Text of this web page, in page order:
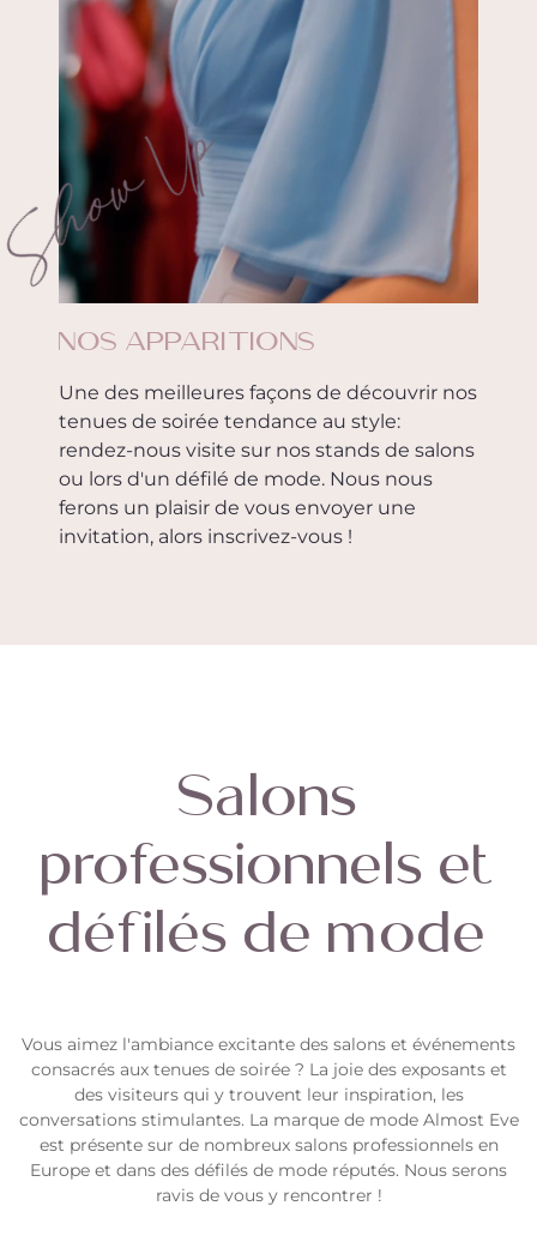
Up
NOS APPARITIONS
Une des meilleures façons de découvrir nos
tenues de soirée tendance au style:
rendez-nous visite sur nos stands de salons
ou lors d'un défilé de mode. Nous nous
ferons un plaisir de vous envoyer une
invitation, alors inscrivez-vous !
Salons
professionnels et
défilés de mode
Vous aimez l'ambiance excitante des salons et événements
consacrés aux tenues de soirée ? La joie des exposants et
des visiteurs qui y trouvent leur inspiration, les
conversations stimulantes. La marque de mode Almost Eve
est présente sur de nombreux salons professionnels en
Europe et dans des défilés de mode réputés. Nous serons
ravis de vous y rencontrer !